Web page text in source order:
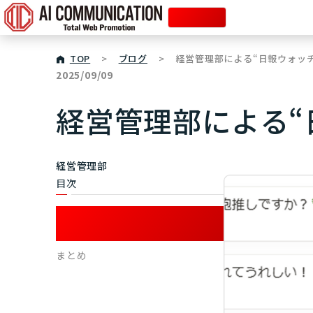
TOP > ブログ > 経営管理部による“日報ウォッ
経営管理部による
2025/09/09
経営管理部
目次
まとめ